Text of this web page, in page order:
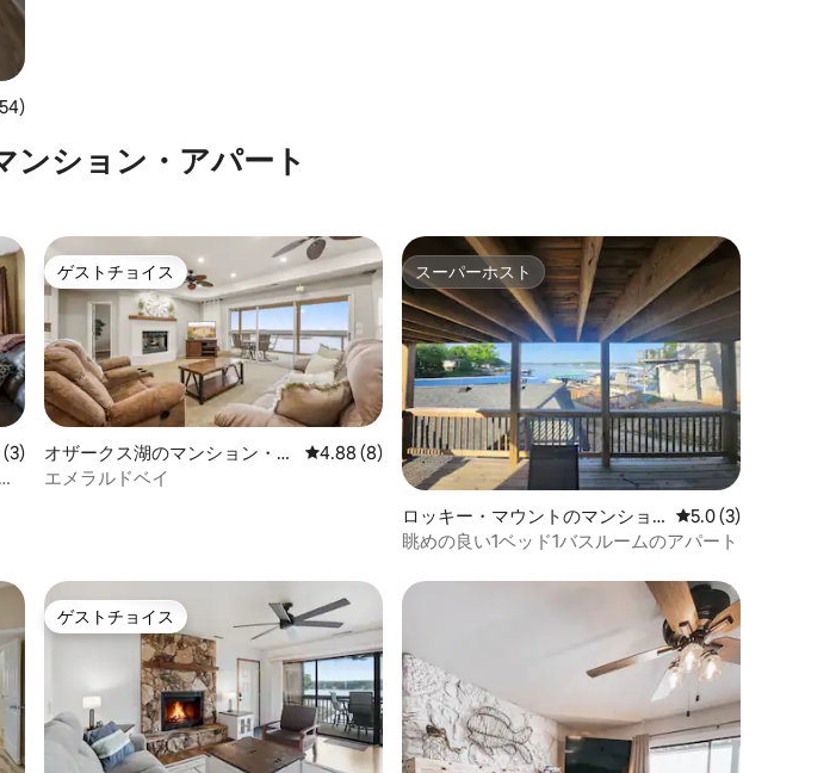
54件、5つ星中4.94つ星の平均評価
ンション・アパート
ー3件、5つ星中5.0つ星の平均評価
ゲストチョイス
ゲストチョイス
オザークス湖のマンション・ア
パート
レビュー8件、5つ星中4.88つ星の平均評価
4.88 (8)
エメラルドベイ
スーパーホスト
スーパーホスト
ロッキー・マウントのマンショ
ン・アパート
レビュー3件、5つ
5.0 (3)
眺めの良い1ベッド1バスルームのアパート
ゲストチョイス
ゲストチョイス